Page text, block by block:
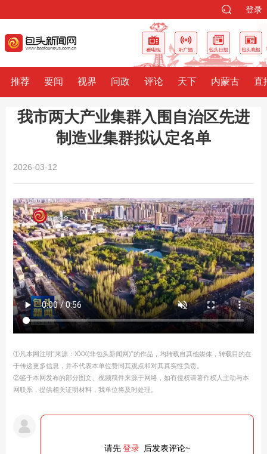
登录
推荐 要闻 视界 问政 评论 天下 内蒙古 直
我市两大产业集群入围自治区先进
制造业集群拟认定名单
2026-03-12
①凡本网注明“来源：XXX(非包头新闻网)”的作品，均转载自其他媒体，转载目的在
于传递更多信息，并不代表本单位赞同其观点和对其真实性负责。
②鉴于本网发布的部分图文、视频稿件来源于网络，如有侵权请著作权人主动与本
网联系，提供相关证明材料，我单位将及时处理。
请先登录 后发表评论~